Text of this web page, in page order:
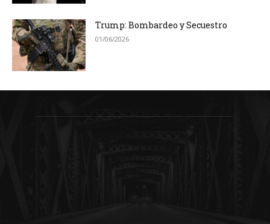
Trump: Bombardeo y Secuestro
01/06/2026